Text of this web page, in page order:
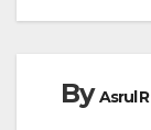
ByAsrul R